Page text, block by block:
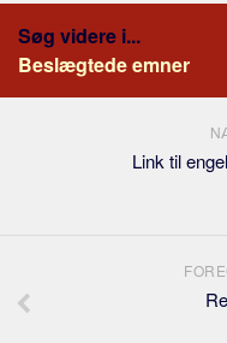
Søg videre i...
Beslægtede emner
Link til